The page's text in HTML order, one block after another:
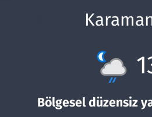
Bölgesel düzensiz